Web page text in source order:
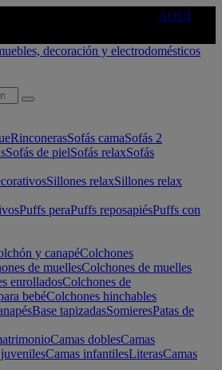
AQUÍ
RinconerasSofás camaSofás 2
Sofás de pielSofás relaxSofás
Sillones relaxSillones relax
Puffs peraPuffs reposapiésPuffs con
y canapéColchones
de muellesColchones de muelles
enrolladosColchones de
bebéColchones hinchables
Base tapizadasSomieresPatas de
Camas doblesCamas
Camas infantilesLiterasCamas